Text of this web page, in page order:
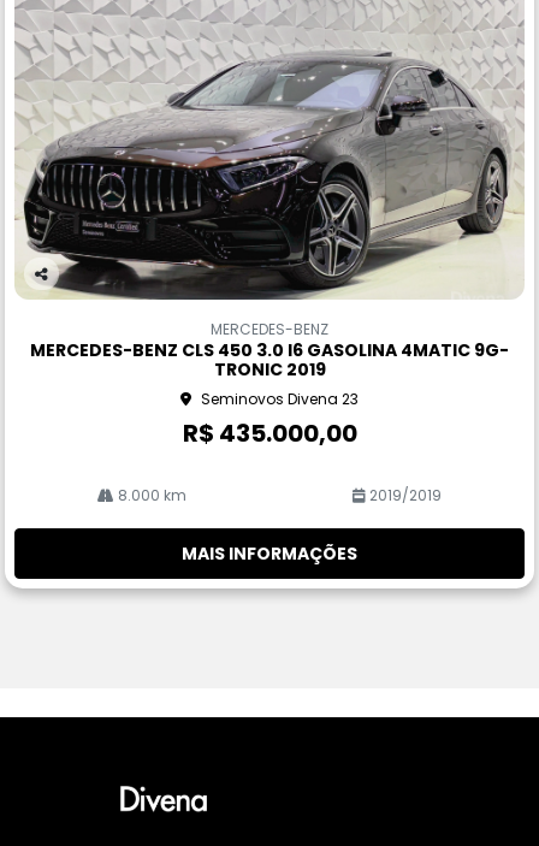
Co
rtil
MERCEDES-BENZ
MERCEDES-BENZ CLS 450 3.0 I6 GASOLINA 4MATIC 9G-
TRONIC 2019
Seminovos Divena 23
R$ 435.000,00
8.000 km 2019/2019
MAIS INFORMAÇÕES